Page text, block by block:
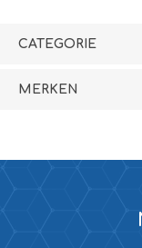
CATEGORIE
MERKEN